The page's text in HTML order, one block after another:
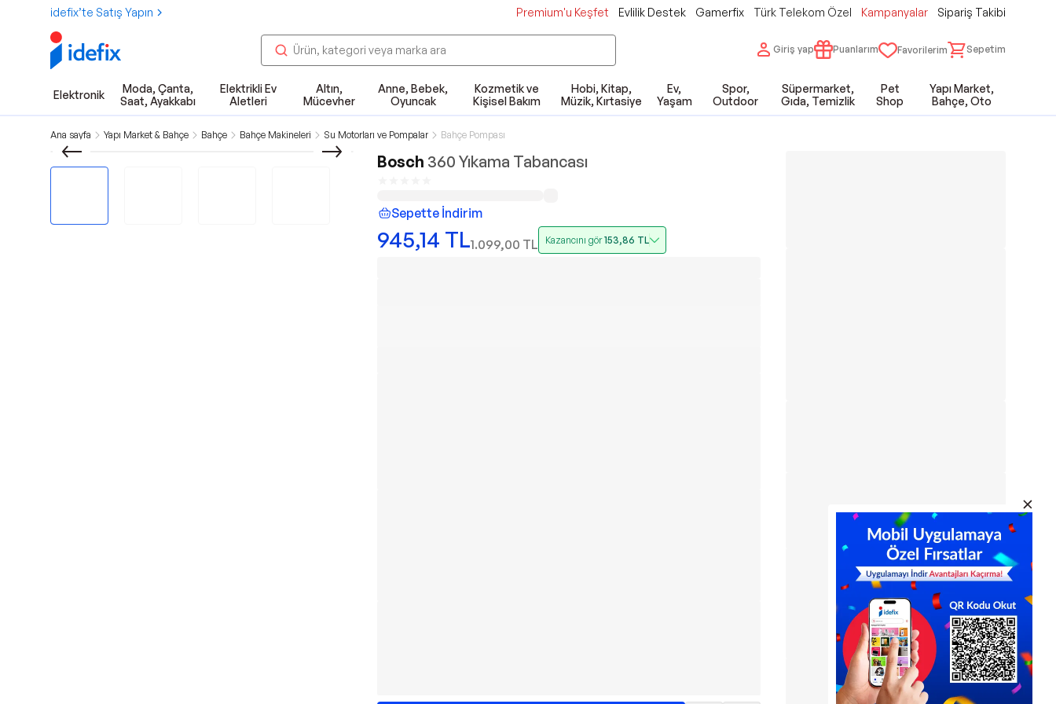
idefix’te Satış Yapın Premium'u Keşfet Evlilik Destek Gamerfix Türk Telekom Özel Kampanyalar Sipariş Takibi
Giriş yap Puanlarım Favorilerim Sepetim
Elektronik
Moda, Çanta,
Saat, Ayakkabı
Elektrikli Ev
Aletleri
Altın,
Mücevher
Anne, Bebek,
Oyuncak
Kozmetik ve
Kişisel Bakım
Hobi, Kitap,
Müzik, Kırtasiye
Ev,
Yaşam
Spor,
Outdoor
Süpermarket,
Gıda, Temizlik
Pet
Shop
Yapı Market,
Bahçe, Oto
Ana sayfa Yapı Market & Bahçe Bahçe Bahçe Makineleri Su Motorları ve Pompalar Bahçe Pompası
Bosch 360 Yıkama Tabancası
Sepette İndirim
945,14 TL1.099,00 TL Kazancını gör153,86 TL